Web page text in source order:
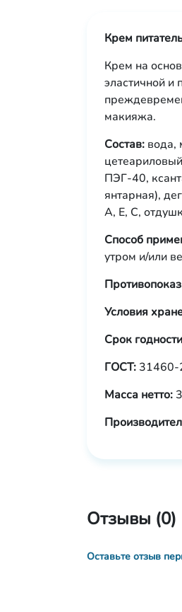
Крем
Крем на
эластичной и
макияжа.
Состав: вода,
ПЭГ-40,
янтарная),
А, Е, С,
Способ
утром и/или
Условия
Срок
ГОСТ: 31460-
Масса нетто:
Отзывы (0)
Оставьте отзыв